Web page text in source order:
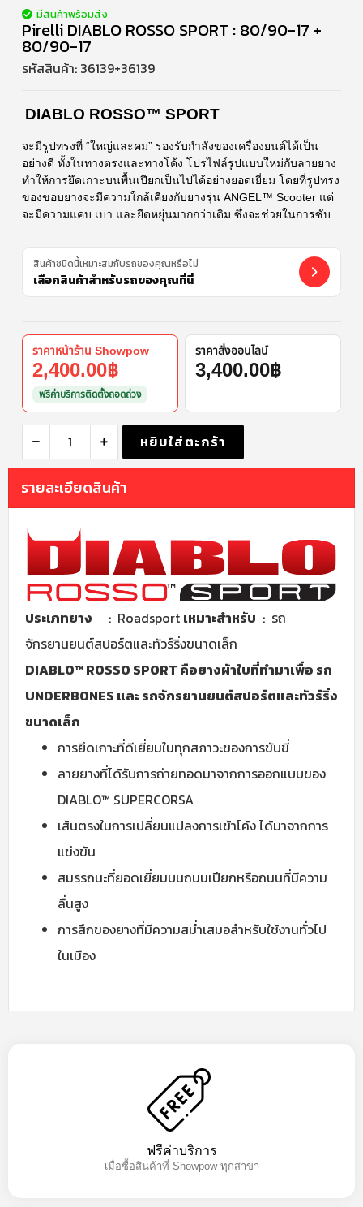
มีสินค้าพร้อมส่ง
Pirelli DIABLO ROSSO SPORT : 80/90-17 +
80/90-17
รหัสสินค้า: 36139+36139
DIABLO ROSSO™ SPORT
จะมีรูปทรงที่ “ใหญ่และคม” รองรับกำลังของเครื่องยนต์ได้เป็น
อย่างดี ทั้งในทางตรงและทางโค้ง โปรไฟล์รูปแบบใหม่กับลายยาง
ทำให้การยึดเกาะบนพื้นเปียกเป็นไปได้อย่างยอดเยี่ยม โดยที่รูปทรง
ของขอบยางจะมีความใกล้เคียงกับยางรุ่น ANGEL™ Scooter แต่
จะมีความแคบ เบา และยืดหยุ่นมากกว่าเดิม ซึ่งจะช่วยในการซับ
สินค้าชนิดนี้เหมาะสมกับรถของคุณหรือไม่
เลือกสินค้าสำหรับรถของคุณที่นี่
ราคาหน้าร้าน Showpow
2,400.00฿
ฟรีค่าบริการติดตั้งถอดถ่วง
ราคาสั่งออนไลน์
3,400.00฿
หยิบใส่ตะกร้า
รายละเอียดสินค้า
ประเภทยาง : Roadsport เหมาะสำหรับ : รถ
จักรยานยนต์สปอร์ตและทัวร์ริ่งขนาดเล็ก
DIABLO™ ROSSO SPORT คือยางผ้าใบที่ทำมาเพื่อ รถ
UNDERBONES และ รถจักรยานยนต์สปอร์ตและทัวร์ริ่ง
ขนาดเล็ก
การยึดเกาะที่ดีเยี่ยมในทุกสภาวะของการขับขี่
ลายยางที่ได้รับการถ่ายทอดมาจากการออกแบบของ
DIABLO™ SUPERCORSA
เส้นตรงในการเปลี่ยนแปลงการเข้าโค้ง ได้มาจากการ
แข่งขัน
สมรรถนะที่ยอดเยี่ยมบนถนนเปียกหรือถนนที่มีความ
ลื่นสูง
การสึกของยางที่มีความสม่ำเสมอสำหรับใช้งานทั่วไป
ในเมือง
ฟรีค่าบริการ
เมื่อซื้อสินค้าที่ Showpow ทุกสาขา